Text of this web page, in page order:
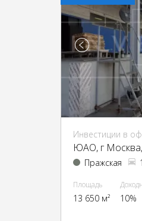
Инвестиции в
ЮАО, г Москва,
Пражская
Площадь
13 650 м² 10%